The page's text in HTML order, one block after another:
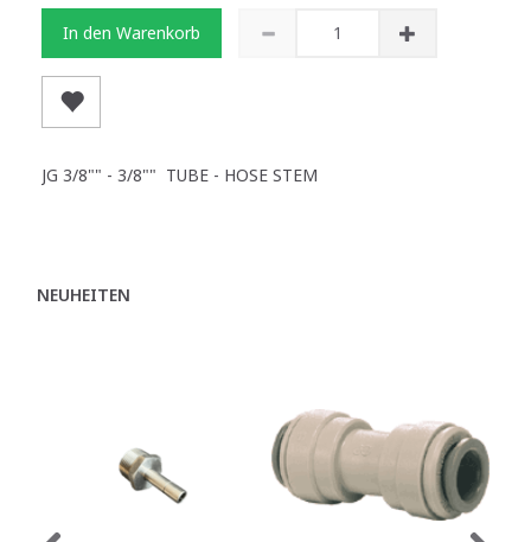
In den Warenkorb
JG 3/8"" - 3/8"" TUBE - HOSE STEM
NEUHEITEN